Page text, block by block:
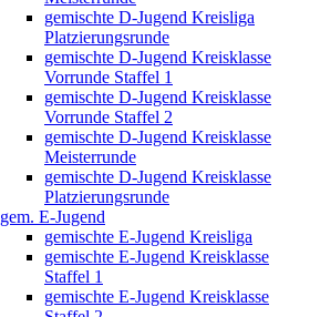
gemischte D-Jugend Kreisliga
Platzierungsrunde
gemischte D-Jugend Kreisklasse
Vorrunde Staffel 1
gemischte D-Jugend Kreisklasse
Vorrunde Staffel 2
gemischte D-Jugend Kreisklasse
Meisterrunde
gemischte D-Jugend Kreisklasse
Platzierungsrunde
gem. E-Jugend
gemischte E-Jugend Kreisliga
gemischte E-Jugend Kreisklasse
Staffel 1
gemischte E-Jugend Kreisklasse